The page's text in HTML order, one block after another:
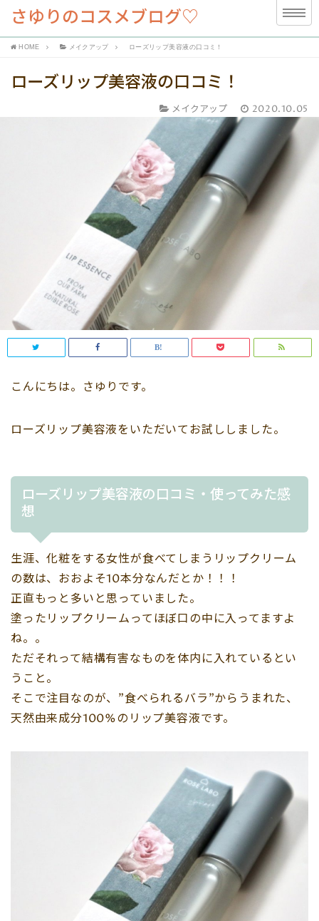
さゆりのコスメブログ♡
HOME メイクアップ ローズリップ美容液の口コミ！
ローズリップ美容液の口コミ！
メイクアップ 2020.10.05
こんにちは。さゆりです。
ローズリップ美容液をいただいてお試ししました。
ローズリップ美容液の口コミ・使ってみた感
想
生涯、化粧をする女性が食べてしまうリップクリーム
の数は、おおよそ10本分なんだとか！！！
正直もっと多いと思っていました。
塗ったリップクリームってほぼ口の中に入ってますよ
ね。。
ただそれって結構有害なものを体内に入れているとい
うこと。
そこで注目なのが、”食べられるバラ”からうまれた、
天然由来成分100%のリップ美容液です。